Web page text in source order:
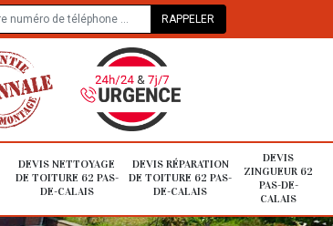
DEVIS NETTOYAGE
DE TOITURE 62 PAS-
DE-CALAIS
DEVIS RÉPARATION
DE TOITURE 62 PAS-
DE-CALAIS
DEVIS
ZINGUEUR 62
PAS-DE-
CALAIS